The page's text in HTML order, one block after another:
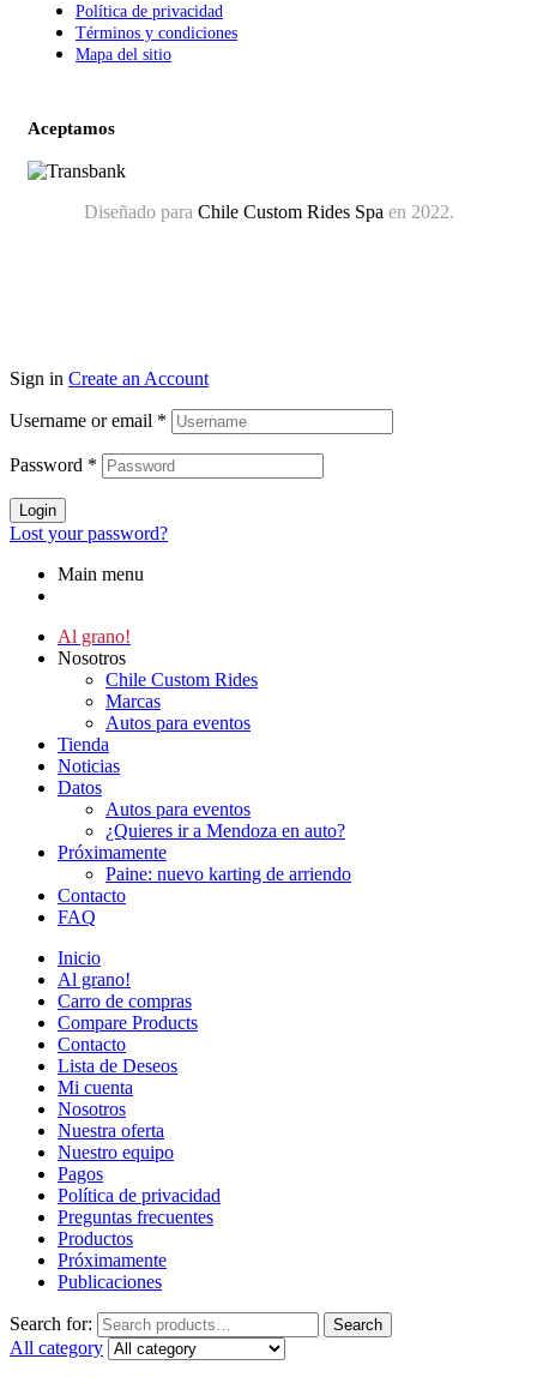
Política de privacidad
Términos y condiciones
Mapa del sitio
Aceptamos
Diseñado para Chile Custom Rides Spa en 2022.
Sign in Create an Account
Username or email *
Password *
Login
Lost your password?
Main menu
Al grano!
Nosotros
Chile Custom Rides
Marcas
Autos para eventos
Tienda
Noticias
Datos
Autos para eventos
¿Quieres ir a Mendoza en auto?
Próximamente
Paine: nuevo karting de arriendo
Contacto
FAQ
Inicio
Al grano!
Carro de compras
Compare Products
Contacto
Lista de Deseos
Mi cuenta
Nosotros
Nuestra oferta
Nuestro equipo
Pagos
Política de privacidad
Preguntas frecuentes
Productos
Próximamente
Publicaciones
Search for: Search
All category